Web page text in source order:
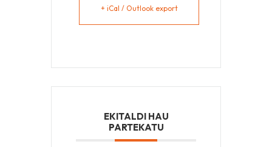
+ iCal / Outlook export
EKITALDI HAU
PARTEKATU